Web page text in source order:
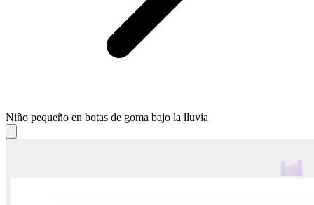
Niño pequeño en botas de goma bajo la lluvia